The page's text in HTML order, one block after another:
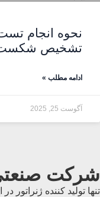
تشخیص شکست
ادامه مطلب »
آگوست 25, 2025
شرکت
تنها تولید کننده ژنراتور در